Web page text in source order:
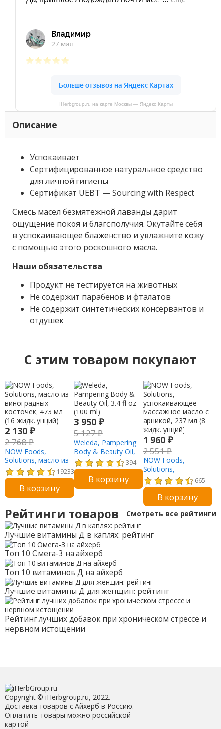
IHerbgroup.ru на карте Москвы — Яндекс Карты
Описание
Успокаивает
Сертифицированное натуральное средство
для личной гигиены
Сертификат UEBT — Sourcing with Respect
Смесь масел безмятежной лаванды дарит
ощущение покоя и благополучия. Окутайте себя
в успокаивающее блаженство и увлажните кожу
с помощью этого роскошного масла.
Наши обязательства
Продукт не тестируется на животных
Не содержит парабенов и фталатов
Не содержит синтетических консервантов и
отдушек
C этим товаром покупают
2 130 ₽
2 768₽
NOW Foods,
Solutions, масло из
виноградных
косточек, 473 мл
(16 жидк. унций)
19233
В корзину
3 950 ₽
5 127₽
Weleda, Pampering
Body & Beauty Oil,
3.4 fl oz (100 ml)394
В корзину
1 960 ₽
2 551₽
NOW Foods,
Solutions,
успокаивающее
массажное масло с
арникой, 237 мл (8
жидк. унций)
665
В корзину
Рейтинги товаров Смотреть все рейтинги
Лучшие витамины Д в каплях: рейтинг
Топ 10 Омега-3 на айхерб
Топ 10 витаминов Д на айхерб
Лучшие витамины Д для женщин: рейтинг
Рейтинг лучших добавок при хроническом стрессе и
нервном истощении
Copyright © iHerbgroup.ru, 2022.
Доставка товаров с Айхерб в Россию.
Оплатить товары можно российской
картой